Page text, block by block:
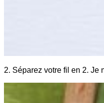
2. Séparez votre fil en 2. Je